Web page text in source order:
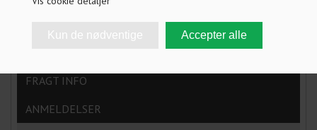
FRAGT INFO
ANMELDELSER